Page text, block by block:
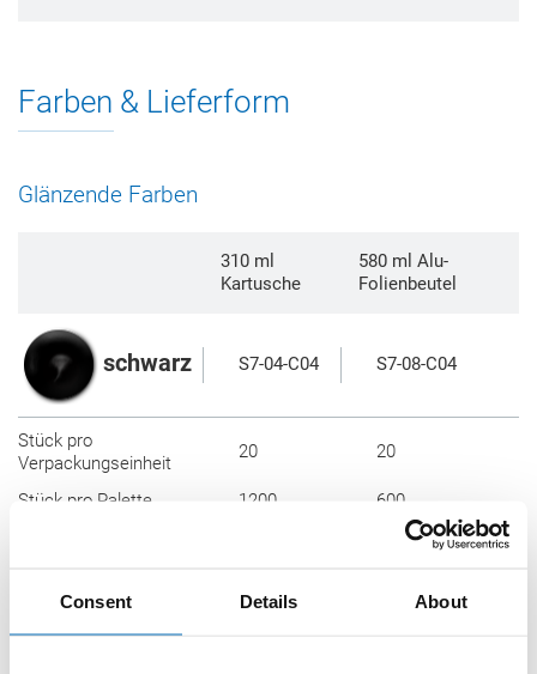
Consent Details About
Farben & Lieferform
Glänzende Farben
310 ml
Kartusche
580 ml Alu-
Folienbeutel
schwarz S7-04-C04 S7-08-C04
Stück pro
Verpackungseinheit
20 20
Stück pro Palette 1200 600
Aus darstellungstechnischen Gründen können die
Produkte abweichen.